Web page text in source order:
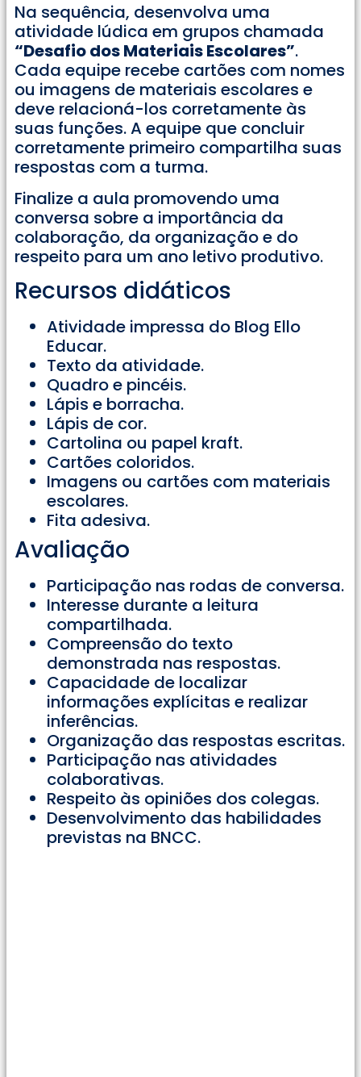
Na sequência, desenvolva uma
atividade lúdica em grupos chamada
“Desafio dos Materiais Escolares”.
Cada equipe recebe cartões com nomes
ou imagens de materiais escolares e
deve relacioná-los corretamente às
suas funções. A equipe que concluir
corretamente primeiro compartilha suas
respostas com a turma.
Finalize a aula promovendo uma
conversa sobre a importância da
colaboração, da organização e do
respeito para um ano letivo produtivo.
Recursos didáticos
Atividade impressa do Blog Ello
Educar.
Texto da atividade.
Quadro e pincéis.
Lápis e borracha.
Lápis de cor.
Cartolina ou papel kraft.
Cartões coloridos.
Imagens ou cartões com materiais
escolares.
Fita adesiva.
Avaliação
Participação nas rodas de conversa.
Interesse durante a leitura
compartilhada.
Compreensão do texto
demonstrada nas respostas.
Capacidade de localizar
informações explícitas e realizar
inferências.
Organização das respostas escritas.
Participação nas atividades
colaborativas.
Respeito às opiniões dos colegas.
Desenvolvimento das habilidades
previstas na BNCC.